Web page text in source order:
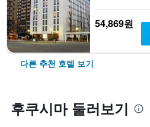
54,869원
다른 추천 호텔 보기
후쿠시마 둘러보기